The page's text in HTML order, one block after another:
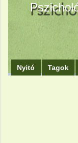
Nyitó Tagok